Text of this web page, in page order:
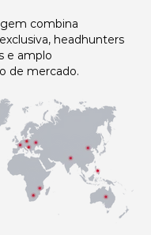
combina
headhunters
e amplo
de mercado.